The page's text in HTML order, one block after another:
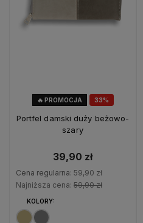
33%
🔥 PROMOCJA
Portfel damski duży beżowo-
szary
39,90 zł
Cena regularna: 59,90 zł
Najniższa cena: 59,90 zł
KOLORY: